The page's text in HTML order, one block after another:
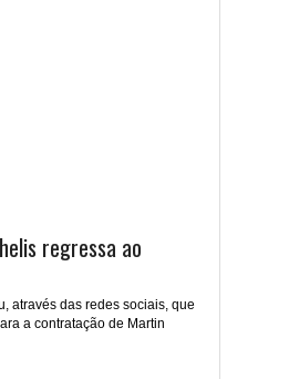
regressa ao
através das redes sociais, que
a contratação de Martin